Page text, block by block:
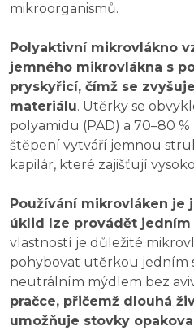
mikroorganismů.
Polyaktivní mikrovlákno
jemného mikrovlákna s
pryskyřicí, čímž se
materiálu. Utěrky se
polyamidu (PAD) a 70–80
štěpení vytváří jemnou
kapilár, které zajišťují
Používání mikrovláken je
úklid lze provádět jedním
vlastností je důležité
pohybovat utěrkou jedním
neutrálním mýdlem bez
pračce, přičemž dlouhá
umožňuje stovky